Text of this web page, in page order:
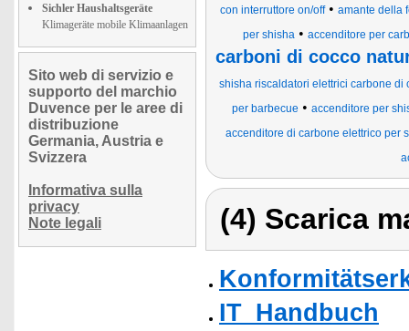
Sichler Haushaltsgeräte
Klimageräte mobile Klimaanlagen
Sito web di servizio e
supporto del marchio
Duvence per le aree di
distribuzione
Germania, Austria e
Svizzera
Informativa sulla
privacy
Note legali
con interruttore on/off• amante della
per shisha • accenditore per
carboni di cocco
shisha riscaldatori elettrici carbone di
per barbecue • accenditore per
accenditore di carbone elettrico per
(4) Scarica
IT_Handbuch